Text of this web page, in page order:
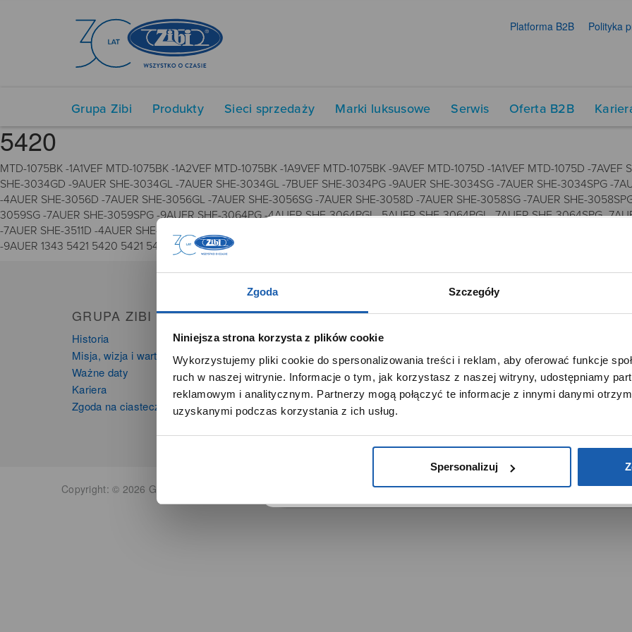
Zgoda Szczegóły
Niniejsza strona korzysta z plików cookie
Wykorzystujemy pliki cookie do spersonalizowania treści i reklam, aby oferować funkcje
ruch w naszej witrynie. Informacje o tym, jak korzystasz z naszej witryny, udostępniamy
reklamowym i analitycznym. Partnerzy mogą połączyć te informacje z innymi danymi
uzyskanymi podczas korzystania z ich usług.
Spersonalizuj
Platforma B2B Polityka
Grupa Zibi Produkty Sieci sprzedaży Marki luksusowe Serwis Oferta B2B
5420
MTD-1075BK -1A1VEF MTD-1075BK -1A2VEF MTD-1075BK -1A9VEF MTD-1075BK -9AVEF MTD-1075D -1A1VEF MTD-1075D -
SHE-3034GD -9AUER SHE-3034GL -7AUER SHE-3034GL -7BUEF SHE-3034PG -9AUER SHE-3034SG -7AUER SHE-3034SPG -
-4AUER SHE-3056D -7AUER SHE-3056GL -7AUER SHE-3056SG -7AUER SHE-3058D -7AUER SHE-3058SG -7AUER SHE-
3059SG -7AUER SHE-3059SPG -9AUER SHE-3064PG -4AUER SHE-3064PGL -5AUER SHE-3064PGL -7AUER SHE-3064SPG -
-7AUER SHE-3511D -4AUER SHE-3511L -7AUER SHE-3511SG -7AUER SHE-3806BR -5AUER SHE-3806D -7AUER SHE-3806G -
-9AUER 1343 5421 5420 5421 5420 5421 5420
GRUPA ZIBI
Historia
Misja, wizja i wartości Grupy Zibi
Ważne daty
Kariera
Zgoda na ciasteczka
PRODUKTY
Zegarki
Instrumenty muzyczne
Kalkulatory
SIECI SPRZEDAŻY
Time Trend
Salony muzyczne Riff
Noble Place
Copyright: © 2026 Grupa Zibi S.A. Wszelkie prawa zastrzeżone.
SZANOWNA UŻYTKOWNICZKO
Używamy plików cookie w celach analitycznych, statystycznych
marketingowych, w tym aby analizować ruch w tej witrynie,
optymalizować jej działanie oraz zapamiętywać Twoje preferencje.
DOWIEDZ SIĘ WIĘCEJ PRZEJDŹ DO SERWISU